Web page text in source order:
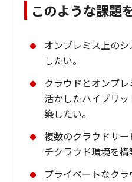
このような課題
オンプレミス上の
したい。
クラウドとオンプ
活かしたハイブリ
築したい。
複数のクラウドサ
チクラウド環境を構
プライベートなクラ